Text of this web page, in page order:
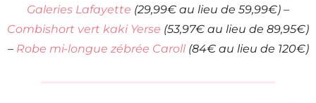
Galeries Lafayette (29,99€ au lieu de 59,99€) –
Combishort vert kaki Yerse (53,97€ au lieu de 89,95€)
– Robe mi-longue zébrée Caroll(84€ au lieu de 120€)